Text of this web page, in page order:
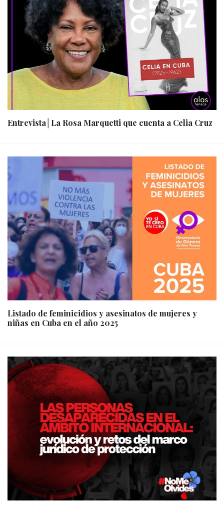
Entrevista│La Rosa Marquetti que cuenta a Celia Cruz
Listado de feminicidios y asesinatos de mujeres y
niñas en Cuba en el año 2025